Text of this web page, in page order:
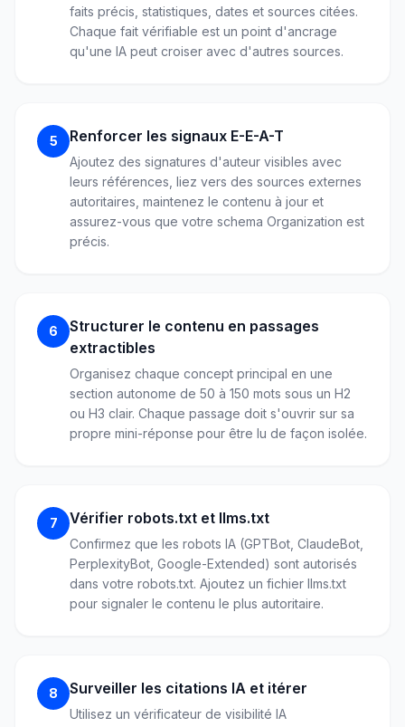
faits précis, statistiques, dates et sources citées.
Chaque fait vérifiable est un point d'ancrage
qu'une IA peut croiser avec d'autres sources.
5 Renforcer les signaux E-E-A-T
Ajoutez des signatures d'auteur visibles avec
leurs références, liez vers des sources externes
autoritaires, maintenez le contenu à jour et
assurez-vous que votre schema Organization est
précis.
6
Structurer le contenu en passages
extractibles
Organisez chaque concept principal en une
section autonome de 50 à 150 mots sous un H2
ou H3 clair. Chaque passage doit s'ouvrir sur sa
propre mini-réponse pour être lu de façon isolée.
7 Vérifier robots.txt et llms.txt
Confirmez que les robots IA (GPTBot, ClaudeBot,
PerplexityBot, Google-Extended) sont autorisés
dans votre robots.txt. Ajoutez un fichier llms.txt
pour signaler le contenu le plus autoritaire.
8 Surveiller les citations IA et itérer
Utilisez un vérificateur de visibilité IA